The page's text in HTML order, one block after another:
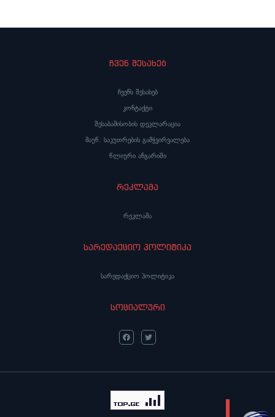
ჩვენ შესახებ
ჩვენს შესახებ
კონტაქტი
შესაბამისობის დეკლარაცია
მაუწ. საკუთრების გამჭვირვალება
წლიური ანგარიში
რეკლამა
რეკლამა
სარედაქციო პოლიტიკა
სარედაქციო პოლიტიკა
სოციალური